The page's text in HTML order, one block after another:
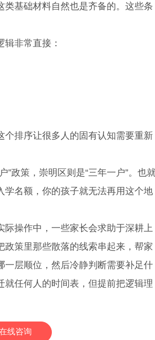
基础材料自然也是齐备的。这些条
非常直接：
排序让很多人的固有认知需要重新
政策，崇明区则是“三年一户”。也
学名额，你的孩子就无法再用这个地
操作中，一些家长会求助于深耕上
政策里那些散落的线索串起来，帮家
一层顺位，然后冷静判断需要补足什
任何人的时间表，但提前把逻辑理
线咨询